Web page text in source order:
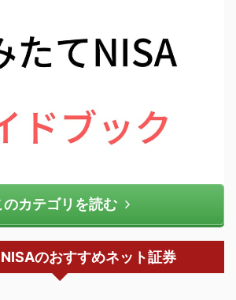
のカテゴリを読む
のおすすめネット証券